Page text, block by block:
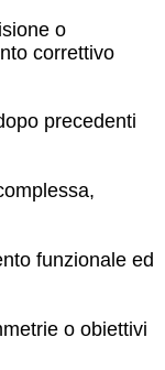
o
correttivo
precedenti
funzionale ed
o obiettivi